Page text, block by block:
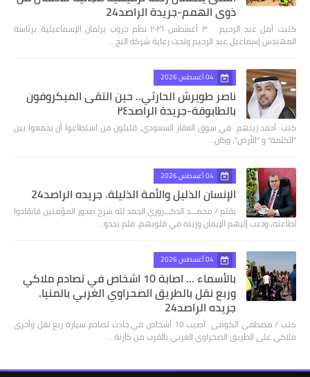
ذوي الهمم-جريدة الراصد24
كتبت أمل عبد الرحيم ٣ أغسطس ٢٠٢٦ نظم جروب برلمان الإسماعيلية برئاسة
المهندس إسماعيل عبد الرحيم وتحت رعاية شركة النج…
04 أغسطس 2026
ناصر طويرش الحارثي.. حين التقى الميكروفون
بالطابوقة-جريدة الراصد٢٤
كتب: أحمد زينهم في سوق العقار السعودي، قليلون من استطاعوا أن يجمعوا بين
"الكلمة" و "الأرض"، وكان…
04 أغسطس 2026
الإنسان الذليل والأمة الذليلة. جريده الراصد24
بقلم / محمـــد الدكـــروري الحمد لله شرح صدور المؤمنين فانقادوا
لطاعته، وحبب إليهم الإيمان وزينه في قلوبهم، فلم يجدو…
04 أغسطس 2026
بالأسماء ... اصابة 10 اشخاص في تصادم ملاكي
وربع نقل بالطريق الصحراوي الغربي بالمنيا.
جريده الراصد24
كتب / مصطفى الكومى أصيب 10 أشخاص في حادث تصادم سيارة ربع نقل وأخرى
ملاكي على الطريق الصحراوي الغربي بالقرب من كارتة …